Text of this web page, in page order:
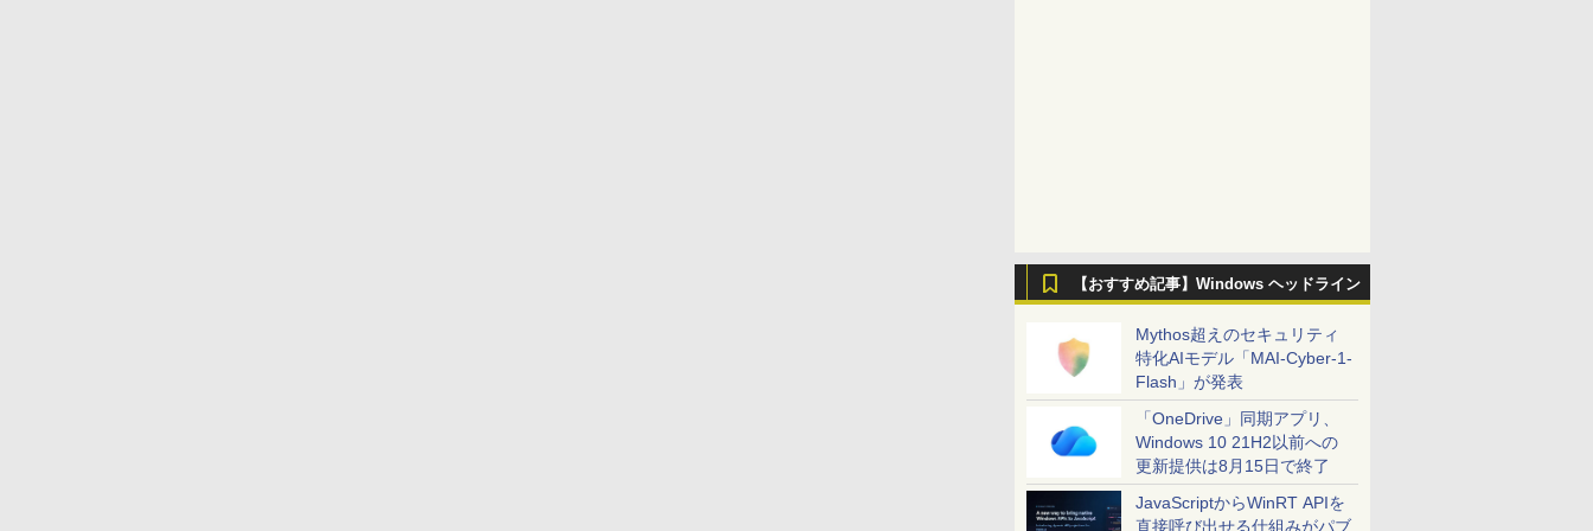
【おすすめ記事】Windows ヘッドライン
Mythos超えのセキュリティ
特化AIモデル「MAI-Cyber-1-
Flash」が発表
「OneDrive」同期アプリ、
Windows 10 21H2以前への
更新提供は8月15日で終了
JavaScriptからWinRT APIを
直接呼び出せる仕組みがパブ